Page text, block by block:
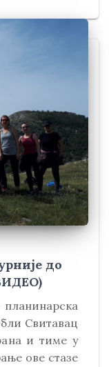
до
Свитавaц
и тиме у
ове стазе